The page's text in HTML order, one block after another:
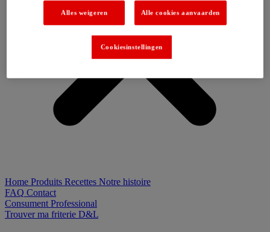
Home Produits Recettes Notre histoire
FAQ Contact
Consument Professional
Trouver ma friterie D&L
Alles weigeren Alle cookies aanvaarden
Cookiesinstellingen